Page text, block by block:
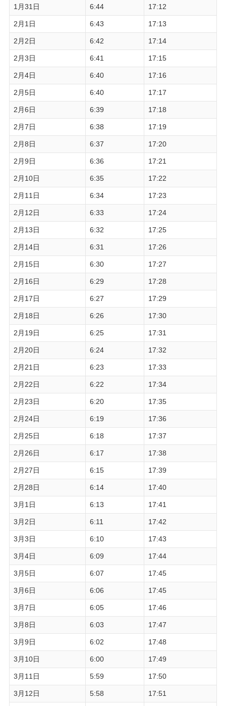
1月31日 6:44 17:12
2月1日 6:43 17:13
2月2日 6:42 17:14
2月3日 6:41 17:15
2月4日 6:40 17:16
2月5日 6:40 17:17
2月6日 6:39 17:18
2月7日 6:38 17:19
2月8日 6:37 17:20
2月9日 6:36 17:21
2月10日 6:35 17:22
2月11日 6:34 17:23
2月12日 6:33 17:24
2月13日 6:32 17:25
2月14日 6:31 17:26
2月15日 6:30 17:27
2月16日 6:29 17:28
2月17日 6:27 17:29
2月18日 6:26 17:30
2月19日 6:25 17:31
2月20日 6:24 17:32
2月21日 6:23 17:33
2月22日 6:22 17:34
2月23日 6:20 17:35
2月24日 6:19 17:36
2月25日 6:18 17:37
2月26日 6:17 17:38
2月27日 6:15 17:39
2月28日 6:14 17:40
3月1日 6:13 17:41
3月2日 6:11 17:42
3月3日 6:10 17:43
3月4日 6:09 17:44
3月5日 6:07 17:45
3月6日 6:06 17:45
3月7日 6:05 17:46
3月8日 6:03 17:47
3月9日 6:02 17:48
3月10日 6:00 17:49
3月11日 5:59 17:50
3月12日 5:58 17:51